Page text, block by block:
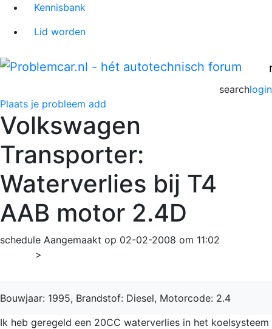
Kennisbank
Lid worden
login
search
Plaats je probleem add
Volkswagen
Transporter:
Waterverlies bij T4
AAB motor 2.4D
schedule Aangemaakt op 02-02-2008 om 11:02
>
Bouwjaar: 1995, Brandstof: Diesel, Motorcode: 2.4
Ik heb geregeld een 20CC waterverlies in het koelsysteem